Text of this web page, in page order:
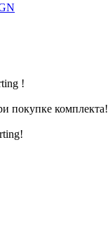
!
покупке комплекта!